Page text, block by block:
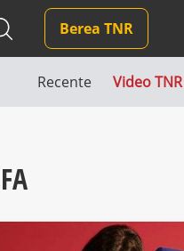
Berea TNR
Recente Video TNR